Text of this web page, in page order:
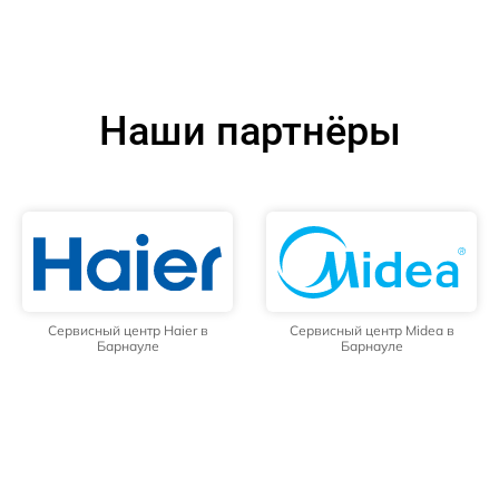
Наши партнёры
Сервисный центр Haier в
Барнауле
Сервисный центр Midea в
Барнауле